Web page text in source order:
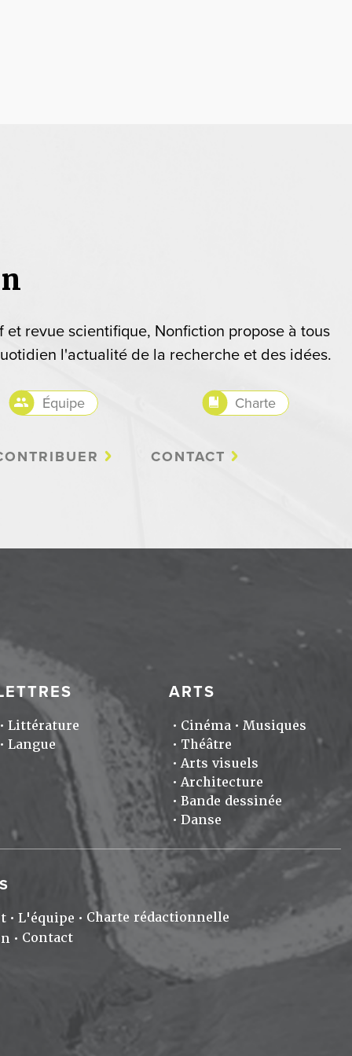
revue scientifique, Nonfiction propose à tous
l'actualité de la recherche et des idées.
Équipe Charte
CONTACT
Littérature
Langue
ARTS
Cinéma
Musiques
Théâtre
Arts visuels
Architecture
Bande dessinée
Danse
L'équipe
Charte rédactionnelle
Contact